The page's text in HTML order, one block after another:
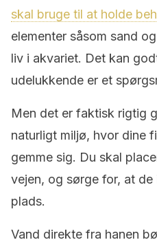
skal bruge til at holde
elementer såsom sand
liv i akvariet. Det kan
udelukkende er et
Men det er faktisk rigtig
naturligt miljø, hvor dine
gemme sig. Du skal
vejen, og sørge for, at
plads.
Vand direkte fra hanen